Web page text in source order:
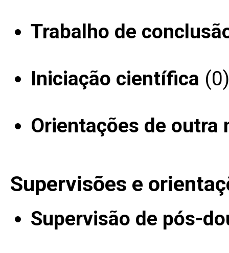
Trabalho de
Iniciação científica (0)
Orientações de outra
Supervisões e
Supervisão de pós-